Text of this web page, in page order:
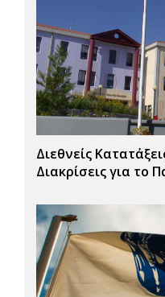
Διεθνείς
Διακρίσεις για το